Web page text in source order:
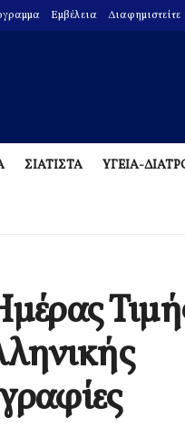
Εμβέλεια Διαφημιστείτε
ΣΙΑΤΙΣΤΑ ΥΓΕΙΑ-